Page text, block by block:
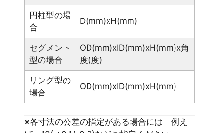
円柱型の場
合
D(mm)xH(mm)
セグメント
型の場合
OD(mm)xID(mm)xH(mm)x角
度(度)
リング型の
場合
OD(mm)xID(mm)xH(mm)
※各寸法の公差の指定がある場合には 例え